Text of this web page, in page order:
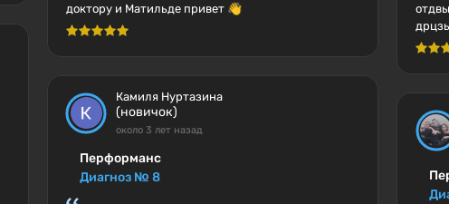
доктору и Матильде привет 👋
Камиля Нуртазина
(новичок)
около 3 лет назад
Перформанс
Диагноз № 8